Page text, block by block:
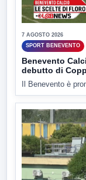
7 AGOSTO 2026
SPORT BENEVENTO
Benevento
debutto di
Il Benevento è